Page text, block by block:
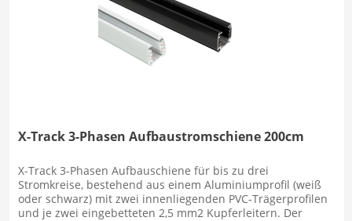
X-Track 3-Phasen Aufbaustromschiene 200cm
X-Track 3-Phasen Aufbauschiene für bis zu drei
Stromkreise, bestehend aus einem Aluminiumprofil (weiß
oder schwarz) mit zwei innenliegenden PVC-Trägerprofilen
und je zwei eingebetteten 2,5 mm2 Kupferleitern. Der